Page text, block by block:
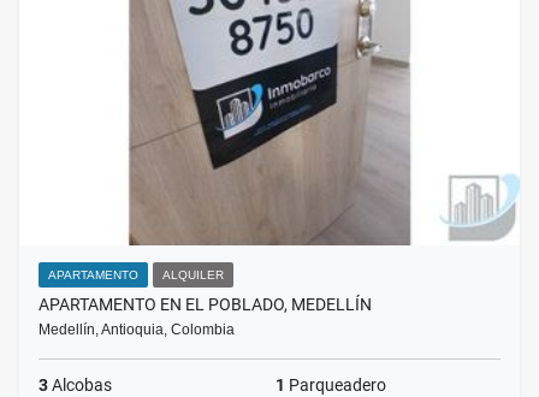
APARTAMENTO ALQUILER
APARTAMENTO EN EL POBLADO, MEDELLÍN
Medellín, Antioquia, Colombia
3Alcobas 1 Parqueadero